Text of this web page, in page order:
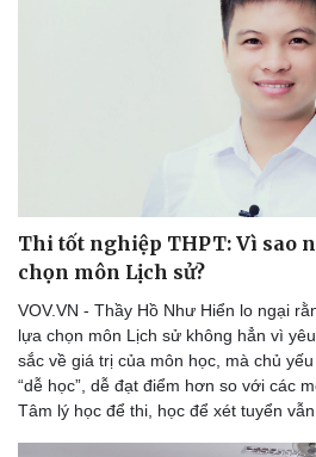
Thi tốt nghiệp THPT: Vì sao
chọn môn Lịch sử?
VOV.VN - Thầy Hồ Như Hiển lo ngại
lựa chọn môn Lịch sử không hẳn vì
sắc về giá trị của môn học, mà chủ
“dễ học”, dễ đạt điểm hơn so với các
Tâm lý học để thi, học để xét tuyển